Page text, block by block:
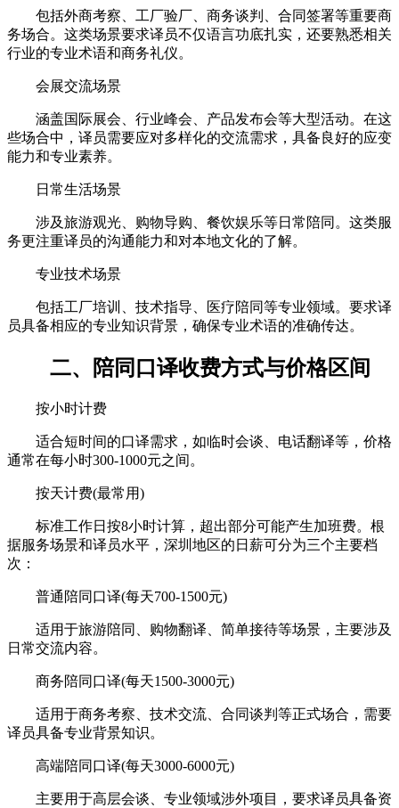
包括外商考察、工厂验厂、商务谈判、合同签署等重要商
务场合。这类场景要求译员不仅语言功底扎实，还要熟悉相关
行业的专业术语和商务礼仪。
会展交流场景
涵盖国际展会、行业峰会、产品发布会等大型活动。在这
些场合中，译员需要应对多样化的交流需求，具备良好的应变
能力和专业素养。
日常生活场景
涉及旅游观光、购物导购、餐饮娱乐等日常陪同。这类服
务更注重译员的沟通能力和对本地文化的了解。
专业技术场景
包括工厂培训、技术指导、医疗陪同等专业领域。要求译
员具备相应的专业知识背景，确保专业术语的准确传达。
二、陪同口译收费方式与价格区间
按小时计费
适合短时间的口译需求，如临时会谈、电话翻译等，价格
通常在每小时300-1000元之间。
按天计费(最常用)
标准工作日按8小时计算，超出部分可能产生加班费。根
据服务场景和译员水平，深圳地区的日薪可分为三个主要档
次：
普通陪同口译(每天700-1500元)
适用于旅游陪同、购物翻译、简单接待等场景，主要涉及
日常交流内容。
商务陪同口译(每天1500-3000元)
适用于商务考察、技术交流、合同谈判等正式场合，需要
译员具备专业背景知识。
高端陪同口译(每天3000-6000元)
主要用于高层会谈、专业领域涉外项目，要求译员具备资